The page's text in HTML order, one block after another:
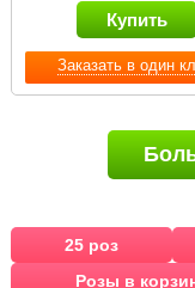
Заказать в один
Купить
25 роз
Розы в